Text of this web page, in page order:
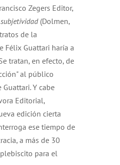
Zegers Editor,
(Dolmen,
de la
Félix Guattari haría a
tratan, en efecto, de
al público
Y cabe
Editorial,
edición cierta
ese tiempo de
a más de 30
para el